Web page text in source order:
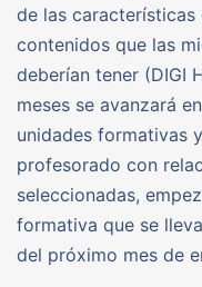
de las
contenidos que las
deberían tener (DIGI
meses se avanzará
unidades formativas
profesorado con
seleccionadas,
formativa que se
del próximo mes de